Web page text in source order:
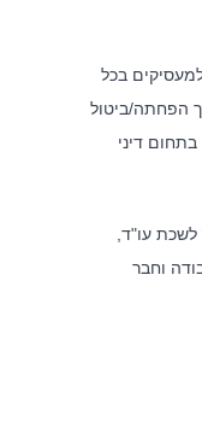
בכל
הפחתה/ביטול
דיני
לשכת עו"ד,
וחבר